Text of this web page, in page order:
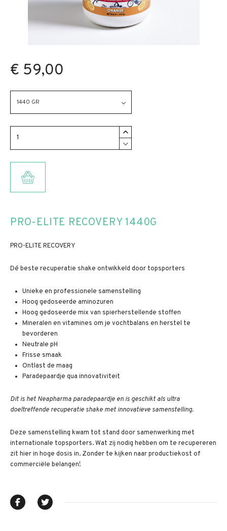
€ 59,00
1440 GR
PRO-ELITE RECOVERY 1440G
PRO-ELITE RECOVERY
Dé beste recuperatie shake ontwikkeld door topsporters
Unieke en professionele samenstelling
Hoog gedoseerde aminozuren
Hoog gedoseerde mix van spierherstellende stoffen
Mineralen en vitamines om je vochtbalans en herstel te
bevorderen
Neutrale pH
Frisse smaak
Ontlast de maag
Paradepaardje qua innovativiteit
Dit is het Neapharma paradepaardje en is geschikt als ultra
doeltreffende recuperatie shake met innovatieve samenstelling.
Deze samenstelling kwam tot stand door samenwerking met
internationale topsporters. Wat zij nodig hebben om te recupereren
zit hier in hoge dosis in. Zonder te kijken naar productiekost of
commerciële belangen!